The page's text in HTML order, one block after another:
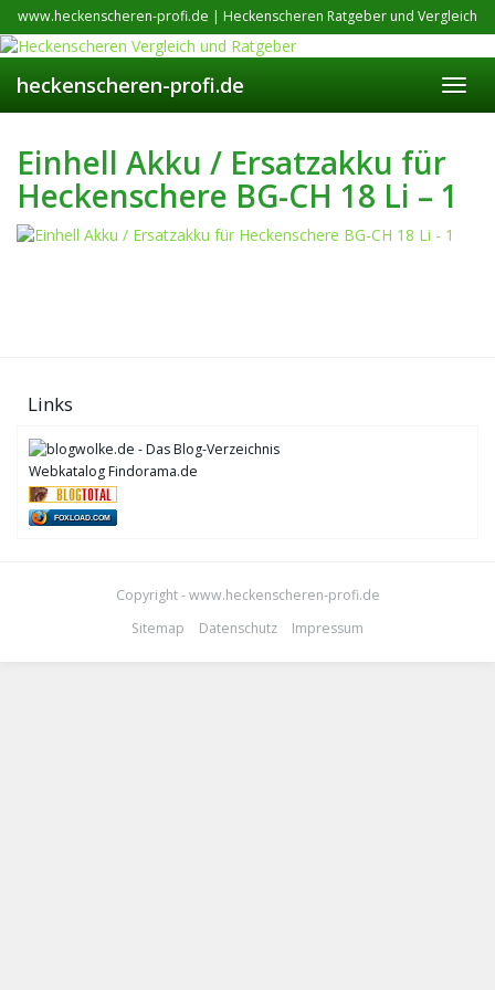
Skip
to
main
content
www.heckenscheren-profi.de | Heckenscheren Ratgeber und Vergleich
heckenscheren-profi.de
Einhell Akku / Ersatzakku für
Heckenschere BG-CH 18 Li – 1
Links
Webkatalog Findorama.de
FOXLOAD.COM
Copyright - www.heckenscheren-profi.de
Sitemap
Datenschutz Impressum